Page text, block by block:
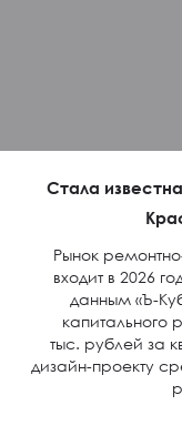
Стала
Рынок
входит в 2026
данным «Ъ-
капитального
тыс. рублей за
дизайн-проекту